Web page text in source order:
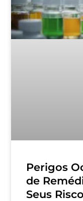
Perigos
de
Seus